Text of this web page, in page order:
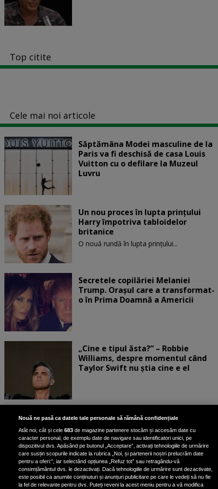
Top citite
Cele mai noi articole
Săptămâna Modei masculine de la
Paris va fi deschisă de casa Louis
Vuitton cu o defilare la Muzeul
Luvru
Un nou proces în lupta prinţului
Harry împotriva tabloidelor
britanice
O nouă rundă în lupta prinţului...
Secretele copilăriei Melaniei
Trump. Orașul care a transformat-
o în Prima Doamnă a Americii
„Cine e tipul ăsta?” – Robbie
Williams, despre momentul când
Taylor Swift nu știa cine e el
Bruce Dickinson, solistul trupei
Iron Maiden, şi-a arătat talentul
de scrimer la un concurs în Franţa
Nicki Minaj, acuzată de agresiune
Nouă ne pasă ca datele tale personale să rămână confidențiale
Atât noi, cât și cele683 de magazine partenere stocăm și accesăm date cu
caracter personal, de exemplu date de navigare sau identificatori unici, pe
dispozitivul dvs. Apăsând pe butonul „Acceptare”, activați tehnologiile de urmărire
care susțin scopurile indicate la rubrica „Noi, și partenerii noștri prelucrăm date
pentru a oferi:”, iar selectând opțiunea „Refuz tot” sau retragându-vă
consimțământul dvs. le dezactivați. Dacă tehnologiile de urmărire sunt dezactivate,
este posibil ca anumite conținuturi și anunțuri publicitare pe care le vedeți să nu fie
la fel de relevante pentru dvs. Puteți reveni la acest meniu pentru a vă modifica